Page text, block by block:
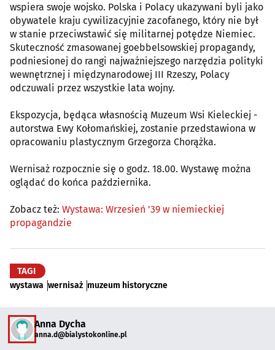
wspiera swoje wojsko. Polska i Polacy ukazywani byli jako
obywatele kraju cywilizacyjnie zacofanego, który nie był
w stanie przeciwstawić się militarnej potędze Niemiec.
Skuteczność zmasowanej goebbelsowskiej propagandy,
podniesionej do rangi najważniejszego narzędzia polityki
wewnętrznej i międzynarodowej III Rzeszy, Polacy
odczuwali przez wszystkie lata wojny.
Ekspozycja, będąca własnością Muzeum Wsi Kieleckiej -
autorstwa Ewy Kołomańskiej, zostanie przedstawiona w
opracowaniu plastycznym Grzegorza Chorążka.
Wernisaż rozpocznie się o godz. 18.00. Wystawę można
oglądać do końca października.
Zobacz też: Wystawa: Wrzesień '39 w niemieckiej
propagandzie
TAGI
wystawa wernisaż muzeum historyczne
Anna Dycha
anna.d@bialystokonline.pl